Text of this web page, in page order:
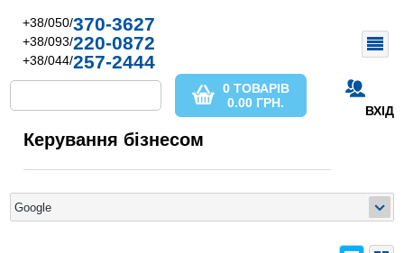
+38/050/370-3627
+38/093/220-0872
+38/044/257-2444
ВХІД
0 ТОВАРІВ
0.00 ГРН.
Керування бізнесом